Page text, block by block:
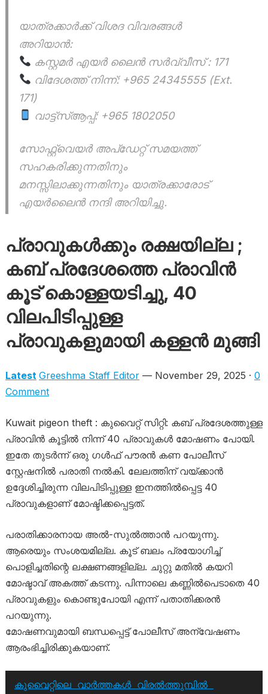
യാത്രക്കാർക്ക് വിശദ വിവരങ്ങൾ
അറിയാൻ:
കസ്റ്റമർ എയർ ലൈൻ സർവ്വീസ് : 171
വിദേശത്ത് നിന്ന്: +965 24345555 (Ext.
171)
വാട്ട്സ്ആപ്പ്: +965 1802050
സോഫ്റ്റ്വെയർ അപ്ഡേറ്റ് സമയത്ത്
സഹകരിക്കുന്നതിനും
മനസ്സിലാക്കുന്നതിനും യാത്രക്കാരോട്
എയർലൈൻ നന്ദി അറിയിച്ചു.
പ്രാവുകൾക്കും രക്ഷയില്ല ;
കബ് പ്രദേശത്തെ പ്രാവിൻ
കൂട് കൊള്ളയടിച്ചു, 40
വിലപിടിപ്പുള്ള
പ്രാവുകളുമായി കള്ളൻ മുങ്ങി
Latest Greeshma Staff Editor— November 29, 2025 · 0
Comment
Kuwait pigeon theft : കുവൈറ്റ് സിറ്റി: കബ് പ്രദേശത്തുള്ള
പ്രാവിൻ കൂട്ടിൽ നിന്ന് 40 പ്രാവുകൾ മോഷണം പോയി.
ഇതേ തുടർന്ന് ഒരു ഗൾഫ് പൗരൻ കണ പോലീസ്
സ്റ്റേഷനിൽ പരാതി നൽകി. ലേലത്തിന് വയ്ക്കാൻ
ഉദ്ദേശിച്ചിരുന്ന വിലപിടിപ്പുള്ള ഇനത്തിൽപ്പെട്ട 40
പ്രാവുകളാണ് മോഷ്ടിക്കപ്പെട്ടത്.
പരാതിക്കാരനായ അൽ-സുൽത്താൻ പറയുന്നു.
ആരെയും സംശയമില്ല. കൂട് ബലം പ്രയോഗിച്ച്
പൊളിച്ചതിന്റെ ലക്ഷണങ്ങളില്ല. ചുറ്റു മതിൽ കയറി
മോഷ്ടാവ് അകത്ത് കടന്നു. പിന്നാലെ കണ്ണിൽപെടാതെ 40
പ്രാവുകളും കൊണ്ടുപോയി എന്ന് പതാതിക്കരൻ
പറയുന്നു.
മോഷണവുമായി ബന്ധപ്പെട്ട് പോലീസ് അന്വേഷണം
ആരംഭിച്ചിരിക്കുകയാണ്.
കുവൈറ്റിലെ വാർത്തകൾ വിരൽത്തുമ്പിൽ